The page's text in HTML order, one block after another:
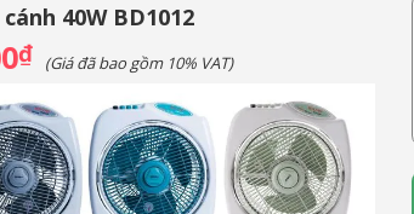
40W BD1012
₫Giá
hiện
là:
389.000₫.
(Giá đã bao gồm 10% VAT)